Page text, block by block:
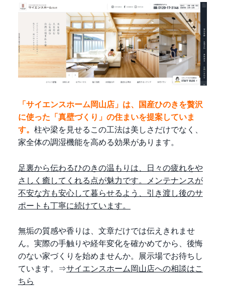
「サイエンスホーム岡山店」は、国産ひのきを贅沢
に使った「真壁づくり」の住まいを提案していま
す。 柱や梁を見せるこの工法は美しさだけでなく、
家全体の調湿機能を高める効果があります。
足裏から伝わるひのきの温もりは、日々の疲れをや
さしく癒してくれる点が魅力です。メンテナンスが
不安な方も安心して暮らせるよう、引き渡し後のサ
ポートも丁寧に続けています。
無垢の質感や香りは、文章だけでは伝えきれませ
ん。実際の手触りや経年変化を確かめてから、後悔
のない家づくりを始めませんか。展示場でお待ちし
ています。⇒サイエンスホーム岡山店への相談はこ
ちら